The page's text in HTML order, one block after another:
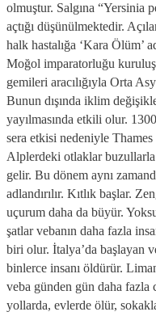
olmuştur. Salgına “Yersinia
açtığı düşünülmektedir.
halk hastalığa ‘Kara Ölüm’
Moğol imparatorluğu
gemileri aracılığıyla Orta
Bunun dışında iklim
yayılmasında etkili olur.
sera etkisi nedeniyle
Alplerdeki otlaklar buzullarla
gelir. Bu dönem aynı
adlandırılır. Kıtlık başlar.
uçurum daha da büyür.
şatlar vebanın daha fazla
biri olur. İtalya’da başlayan
binlerce insanı öldürür.
veba günden gün daha fazla
yollarda, evlerde ölür,